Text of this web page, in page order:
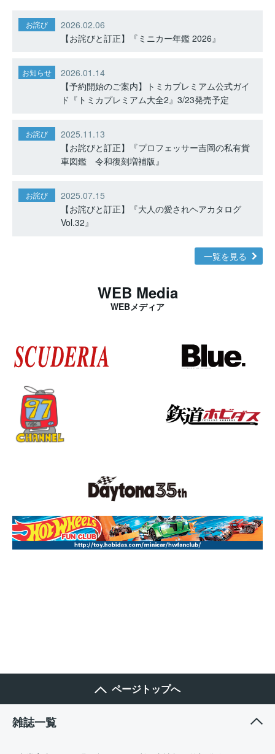
お詫び
2026.02.06
【お詫びと訂正】『ミニカー年鑑 2026』
お知らせ
2026.01.14
【予約開始のご案内】トミカプレミアム公式ガイ
ド『トミカプレミアム大全2』3/23発売予定
お詫び
2025.11.13
【お詫びと訂正】『プロフェッサー吉岡の私有貨
車図鑑 令和復刻増補版』
お詫び
2025.07.15
【お詫びと訂正】『大人の愛されヘアカタログ
Vol.32』
一覧を見る
WEB Media
WEBメディア
ページトップへ
雑誌一覧